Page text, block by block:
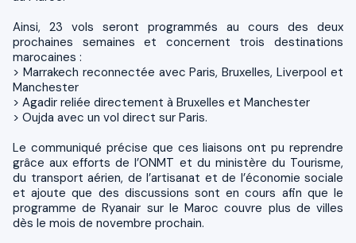
Ainsi, 23 vols seront programmés au cours des deux
prochaines semaines et concernent trois destinations
marocaines :
> Marrakech reconnectée avec Paris, Bruxelles, Liverpool et
Manchester
> Agadir reliée directement à Bruxelles et Manchester
> Oujda avec un vol direct sur Paris.
Le communiqué précise que ces liaisons ont pu reprendre
grâce aux efforts de l’ONMT et du ministère du Tourisme,
du transport aérien, de l’artisanat et de l’économie sociale
et ajoute que des discussions sont en cours afin que le
programme de Ryanair sur le Maroc couvre plus de villes
dès le mois de novembre prochain.